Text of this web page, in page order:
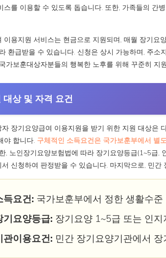
스를 이용할 수 있도록 돕습니다. 또한, 가족들의 간
이용지원 서비스는 현금으로 지원되며, 매월 장기요
환급받을 수 있습니다. 신청은 상시 가능하며, 주소
가보훈대상자분들의 행복한 노후를 위해 꾸준히 지
대상 및 자격 요건
자 장기요양급여 이용지원을 받기 위한 지원 대상은
야 합니다. 구체적인 소득요건은 국가보훈부에서 별
, 노인장기요양보험법에 따라 장기요양등급(1~5급,
신청하여 판정받을 수 있습니다. 마지막으로, 민
득요건: 국가보훈부에서 정한 생활수준
기요양등급: 장기요양 1~5급 또는 인지
관이용요건: 민간 장기요양기관에서